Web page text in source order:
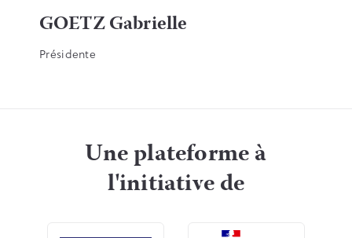
GOETZ Gabrielle
Présidente
Une plateforme à
l'initiative de